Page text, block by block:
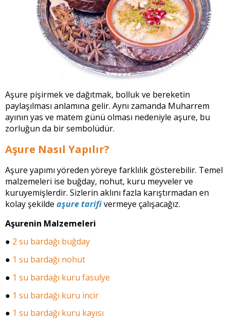
Aşure pişirmek ve dağıtmak, bolluk ve bereketin
paylaşılması anlamına gelir. Aynı zamanda Muharrem
ayının yas ve matem günü olması nedeniyle aşure, bu
zorluğun da bir sembolüdür.
Aşure Nasıl Yapılır?
Aşure yapımı yöreden yöreye farklılık gösterebilir. Temel
malzemeleri ise buğday, nohut, kuru meyveler ve
kuruyemişlerdir. Sizlerin aklını fazla karıştırmadan en
kolay şekilde aşure tarifivermeye çalışacağız.
Aşurenin Malzemeleri
● 2 su bardağı buğday
● 1 su bardağı nohut
● 1 su bardağı kuru fasulye
● 1 su bardağı kuru incir
● 1 su bardağı kuru kayısı